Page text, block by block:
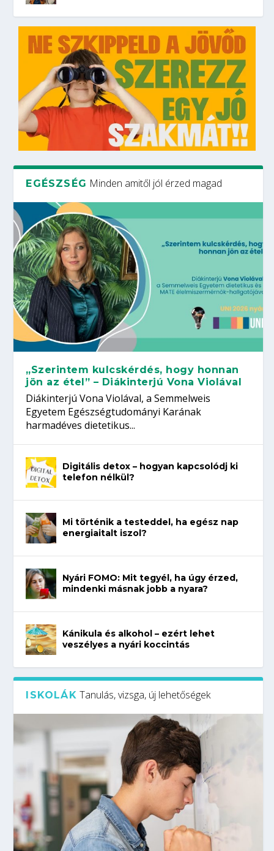
EGÉSZSÉG Minden amitől jól érzed magad
„Szerintem kulcskérdés, hogy honnan
jön az étel” – Diákinterjú Vona Violával
Diákinterjú Vona Violával, a Semmelweis
Egyetem Egészségtudományi Karának
harmadéves dietetikus...
Digitális detox – hogyan kapcsolódj ki
telefon nélkül?
Mi történik a testeddel, ha egész nap
energiaitalt iszol?
Nyári FOMO: Mit tegyél, ha úgy érzed,
mindenki másnak jobb a nyara?
Kánikula és alkohol – ezért lehet
veszélyes a nyári koccintás
ISKOLÁK Tanulás, vizsga, új lehetőségek